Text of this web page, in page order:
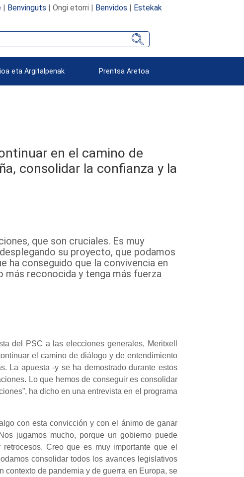
| Benvinguts | Ongi etorri | Benvidos | Estekak
eta Argitalpenak Prentsa Aretoa
en el camino de
consolidar la confianza y la
que son cruciales. Es muy
su proyecto, que podamos
ha conseguido que la convivencia en
más reconocida y tenga más fuerza
del PSC a las elecciones generales, Meritxell
el camino de diálogo y de entendimiento
La apuesta -y se ha demostrado durante estos
Lo que hemos de conseguir es consolidar
ha dicho en una entrevista en el programa
con esta convicción y con el ánimo de ganar
jugamos mucho, porque un gobierno puede
Creo que es muy importante que el
consolidar todos los avances legislativos
contexto de pandemia y de guerra en Europa, se